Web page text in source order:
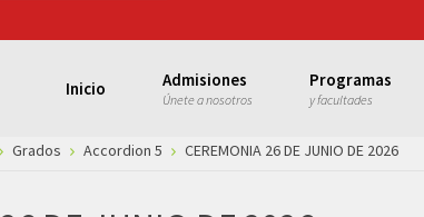
Inicio Admisiones
Únete a nosotros
Programas
y facultades
Grados Accordion 5 CEREMONIA 26 DE JUNIO DE 2026